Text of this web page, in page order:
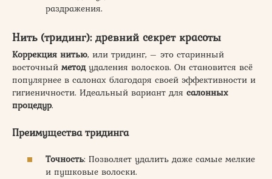
раздражения.
Нить (тридинг): древний секрет красоты
Коррекция нитью, или тридинг, – это старинный
восточный методудаления волосков. Он становится всё
популярнее в салонах благодаря своей эффективности и
гигиеничности. Идеальный вариант для салонных
процедур.
Преимущества тридинга
Точность: Позволяет удалить даже самые мелкие
и пушковые волоски.